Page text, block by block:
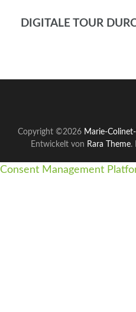
DIGITALE TOUR
Copyright ©2026 Marie-
Entwickelt von Rara Theme.
Consent Management